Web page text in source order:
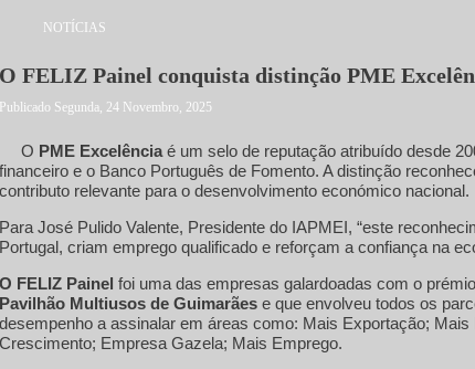
NOTÍCIAS
O FELIZ Painel conquista distinção PME
Publicado Segunda, 24 Novembro, 2025
O PME Excelência é um selo de reputação atribuído desde
financeiro e o Banco Português de Fomento. A distinção
contributo relevante para o desenvolvimento económico nacional.
Para José Pulido Valente, Presidente do IAPMEI, “este
Portugal, criam emprego qualificado e reforçam a confiança na
O FELIZ Painel foi uma das empresas galardoadas com o
Pavilhão Multiusos de Guimarães e que envolveu todos os
desempenho a assinalar em áreas como: Mais Exportação;
Crescimento; Empresa Gazela; Mais Emprego.